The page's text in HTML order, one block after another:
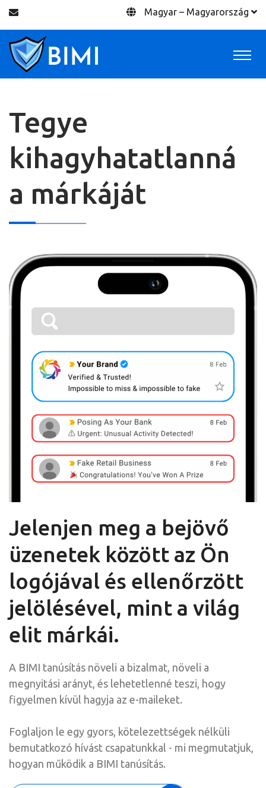
Magyar – Magyarország
Tegye
kihagyhatatlanná
a márkáját
Jelenjen meg a bejövő
üzenetek között az Ön
logójával és ellenőrzött
jelölésével, mint a világ
elit márkái.
A BIMI tanúsítás növeli a bizalmat, növeli a
megnyitási arányt, és lehetetlenné teszi, hogy
figyelmen kívül hagyja az e-maileket.
Foglaljon le egy gyors, kötelezettségek nélküli
bemutatkozó hívást csapatunkkal - mi megmutatjuk,
hogyan működik a BIMI tanúsítás.